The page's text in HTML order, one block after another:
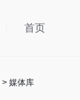
首页
> 媒体库